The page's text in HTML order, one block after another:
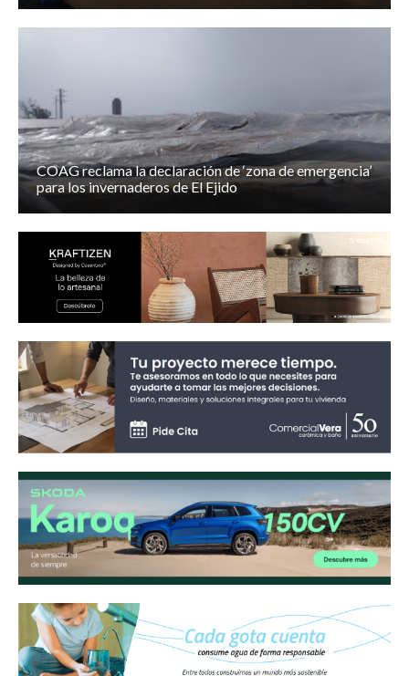
COAG reclama la declaración de ‘zona de emergencia’
para los invernaderos de El Ejido